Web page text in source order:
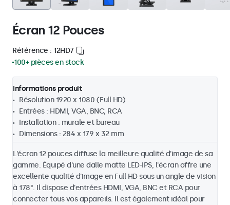
Écran 12 Pouces
Référence : 12HD7
100+ pièces en stock
Informations produit
Résolution 1920 x 1080 (Full HD)
Entrées : HDMI, VGA, BNC, RCA
Installation : murale et bureau
Dimensions : 284 x 179 x 32 mm
L'écran 12 pouces diffuse la meilleure qualité d'image de sa
gamme. Équipé d'une dalle matte LED-IPS, l'écran offre une
excellente qualité d'image en Full HD sous un angle de vision
à 178°. Il dispose d'entrées HDMI, VGA, BNC et RCA pour
connecter tous vos appareils. Il est également idéal pour